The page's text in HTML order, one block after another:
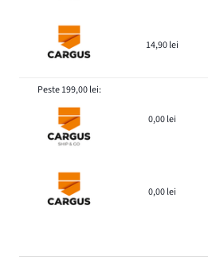
14,90 lei
Peste 199,00 lei:
0,00 lei
0,00 lei